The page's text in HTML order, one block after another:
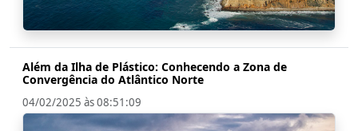
Além da Ilha de Plástico: Conhecendo a Zona de
Convergência do Atlântico Norte
04/02/2025 às 08:51:09